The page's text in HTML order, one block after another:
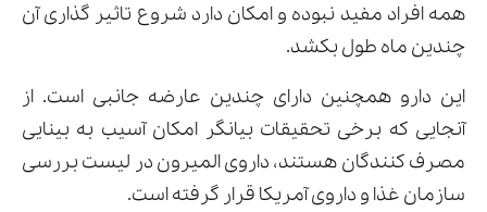
همه افراد مفید نبوده و امکان دارد شروع تاثیر گذاری آن
چندین ماه طول بکشد.
این دارو همچنین دارای چندین عارضه جانبی است. از
آنجایی که برخی تحقیقات بیانگر امکان آسیب به بینایی
مصرف کنندگان هستند، داروی المیرون در لیست بررسی
سازمان غذا و داروی آمریکا قرار گرفته است.